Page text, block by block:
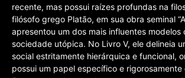
recente, mas possui raízes profundas na
filósofo grego Platão, em sua obra seminal
apresentou um dos mais influentes modelos
sociedade utópica. No Livro V, ele delineia
social estritamente hierárquica e funcional,
possui um papel específico e rigorosamente